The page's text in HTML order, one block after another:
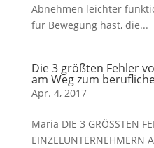
Abnehmen leichter
für Bewegung hast, die...
Die 3 größten Fehler
am Weg zum
Apr. 4, 2017
Maria DIE 3 GRÖSSTEN
EINZELUNTERNEHMERN